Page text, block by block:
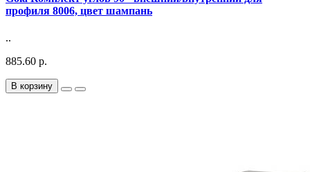
профиля 8006, цвет шампань
..
885.60 р.
В корзину